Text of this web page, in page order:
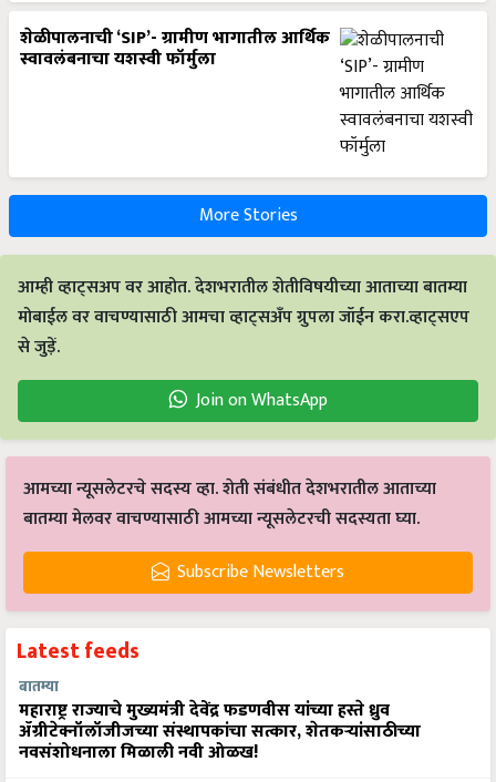
शेळीपालनाची ‘SIP’- ग्रामीण भागातील आर्थिक
स्वावलंबनाचा यशस्वी फॉर्मुला
More Stories
आम्ही व्हाट्सअप वर आहोत. देशभरातील शेतीविषयीच्या आताच्या बातम्या
मोबाईल वर वाचण्यासाठी आमचा व्हाट्सअँप ग्रुपला जॉईन करा.व्हाट्सएप
से जुड़ें.
Join on WhatsApp
आमच्या न्यूसलेटरचे सदस्य व्हा. शेती संबंधीत देशभरातील आताच्या
बातम्या मेलवर वाचण्यासाठी आमच्या न्यूसलेटरची सदस्यता घ्या.
Subscribe Newsletters
Latest feeds
बातम्या
महाराष्ट्र राज्याचे मुख्यमंत्री देवेंद्र फडणवीस यांच्या हस्ते ध्रुव
ॲग्रीटेक्नॉलॉजीजच्या संस्थापकांचा सत्कार, शेतकऱ्यांसाठीच्या
नवसंशोधनाला मिळाली नवी ओळख!